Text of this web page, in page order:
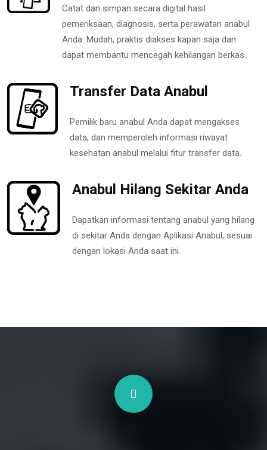
Catat dan simpan secara digital hasil
pemeriksaan, diagnosis, serta perawatan anabul
Anda. Mudah, praktis diakses kapan saja dan
dapat membantu mencegah kehilangan berkas.
Transfer Data Anabul
Pemilik baru anabul Anda dapat mengakses
data, dan memperoleh informasi riwayat
kesehatan anabul melalui fitur transfer data.
Anabul Hilang Sekitar Anda
Dapatkan informasi tentang anabul yang hilang
di sekitar Anda dengan Aplikasi Anabul, sesuai
dengan lokasi Anda saat ini.